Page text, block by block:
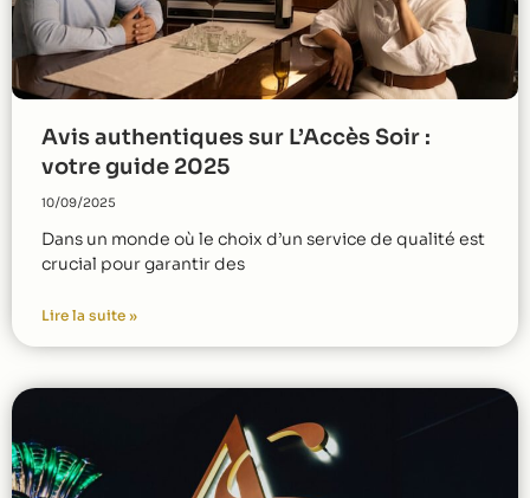
Avis authentiques sur L’Accès Soir :
votre guide 2025
10/09/2025
Dans un monde où le choix d’un service de qualité est
crucial pour garantir des
Lire la suite »